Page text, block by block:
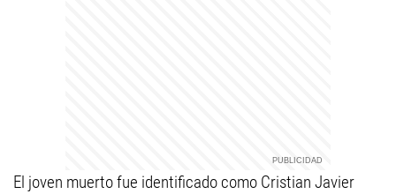
El joven muerto fue identificado como Cristian Javier